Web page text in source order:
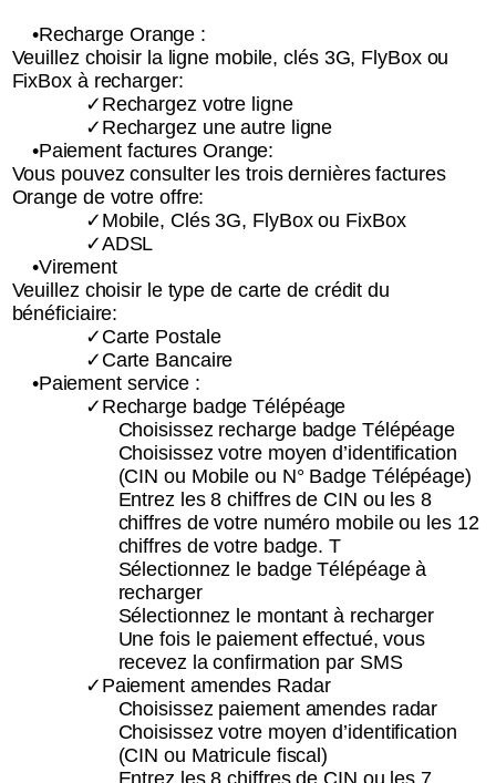
•Recharge Orange :
Veuillez choisir la ligne mobile, clés 3G, FlyBox ou
FixBox à recharger:
✓Rechargez votre ligne
✓Rechargez une autre ligne
•Paiement factures Orange:
Vous pouvez consulter les trois dernières factures
Orange de votre offre:
✓Mobile, Clés 3G, FlyBox ou FixBox
✓ADSL
•Virement
Veuillez choisir le type de carte de crédit du
bénéficiaire:
✓Carte Postale
✓Carte Bancaire
•Paiement service :
✓Recharge badge Télépéage
Choisissez recharge badge Télépéage
Choisissez votre moyen d’identification
(CIN ou Mobile ou N° Badge Télépéage)
Entrez les 8 chiffres de CIN ou les 8
chiffres de votre numéro mobile ou les 12
chiffres de votre badge. T
Sélectionnez le badge Télépéage à
recharger
Sélectionnez le montant à recharger
Une fois le paiement effectué, vous
recevez la confirmation par SMS
✓Paiement amendes Radar
Choisissez paiement amendes radar
Choisissez votre moyen d’identification
(CIN ou Matricule fiscal)
Entrez les 8 chiffres de CIN ou les 7